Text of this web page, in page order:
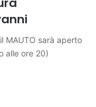
MAUTO sarà aperto
alle ore 20)